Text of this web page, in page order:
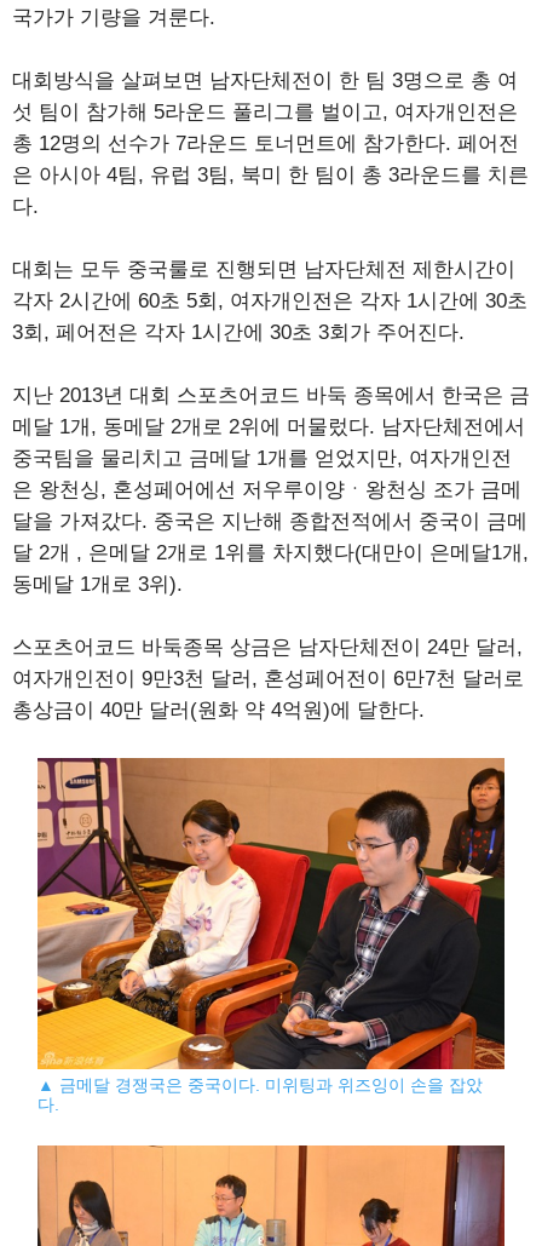
국가가 기량을 겨룬다.
대회방식을 살펴보면 남자단체전이 한 팀 3명으로 총 여
섯 팀이 참가해 5라운드 풀리그를 벌이고, 여자개인전은
총 12명의 선수가 7라운드 토너먼트에 참가한다. 페어전
은 아시아 4팀, 유럽 3팀, 북미 한 팀이 총 3라운드를 치른
다.
대회는 모두 중국룰로 진행되면 남자단체전 제한시간이
각자 2시간에 60초 5회, 여자개인전은 각자 1시간에 30초
3회, 페어전은 각자 1시간에 30초 3회가 주어진다.
지난 2013년 대회 스포츠어코드 바둑 종목에서 한국은 금
메달 1개, 동메달 2개로 2위에 머물렀다. 남자단체전에서
중국팀을 물리치고 금메달 1개를 얻었지만, 여자개인전
은 왕천싱, 혼성페어에선 저우루이양ㆍ왕천싱 조가 금메
달을 가져갔다. 중국은 지난해 종합전적에서 중국이 금메
달 2개 , 은메달 2개로 1위를 차지했다(대만이 은메달1개,
동메달 1개로 3위).
스포츠어코드 바둑종목 상금은 남자단체전이 24만 달러,
여자개인전이 9만3천 달러, 혼성페어전이 6만7천 달러로
총상금이 40만 달러(원화 약 4억원)에 달한다.
▲ 금메달 경쟁국은 중국이다. 미위팅과 위즈잉이 손을 잡았
다.